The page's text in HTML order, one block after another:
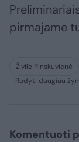
pirmajame
Živilė Pinskuvienė
Rodyti daugiau
Komentuoti